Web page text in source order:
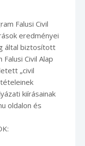
Falusi Civil
eredményei
által biztosított
Civil Alap
„civil
kiírásainak
oldalon és